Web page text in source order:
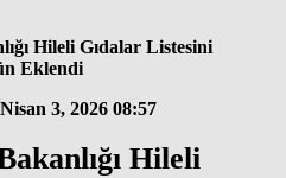
Hileli Gıdalar Listesini
Eklendi
3, 2026 08:57
Hileli